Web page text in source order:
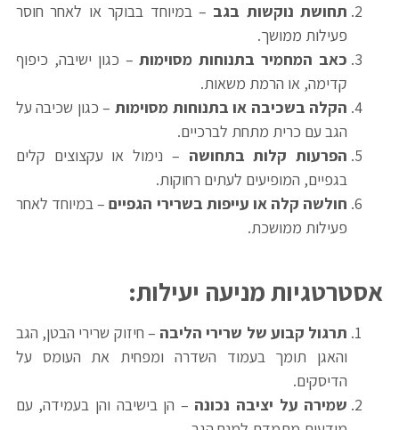
תחושת נוקשות בגב – במיוחד בבוקר או לאחר חוסר
פעילות ממושך.
כאב המחמיר בתנוחות מסוימות– כגון ישיבה, כיפוף
קדימה, או הרמת משאות.
הקלה בשכיבה או בתנוחות מסוימות – כגון שכיבה על
הגב עם כרית מתחת לברכיים.
הפרעות קלות בתחושה – נימול או עקצוצים קלים
בגפיים, המופיעים לעתים רחוקות.
חולשה קלה או עייפות בשרירי הגפיים– במיוחד לאחר
פעילות ממושכת.
אסטרטגיות מניעה יעילות:
תרגול קבוע של שרירי הליבה – חיזוק שרירי הבטן, הגב
והאגן תומך בעמוד השדרה ומפחית את העומס על
הדיסקים.
שמירה על יציבה נכונה – הן בישיבה והן בעמידה, עם